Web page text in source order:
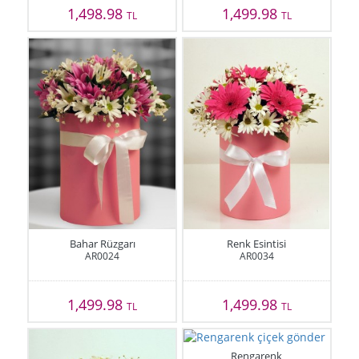
1,498.98TL 1,499.98 TL
Bahar Rüzgarı
AR0024
1,499.98TL
Renk Esintisi
AR0034
1,499.98 TL
Rengarenk